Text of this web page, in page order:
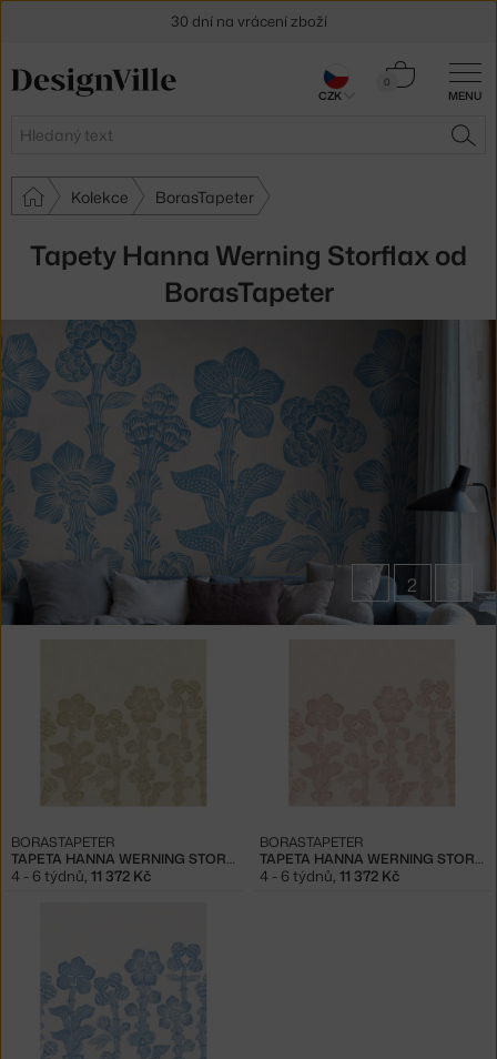
MENU
Hledat
0
Košík
Kolekce BorasTapeter
Tapety Hanna Werning Storflax od
BorasTapeter
2
Storflax
TAPETA HANNA WERNING STORFLAX 9663W
BORASTAPETER
4 - 6 týdnů 11 372 Kč
TAPETA HANNA WERNING STORFLAX 9662W
BORASTAPETER
4 - 6 týdnů 11 372 Kč
30 dní na vrácení zboží
CZK